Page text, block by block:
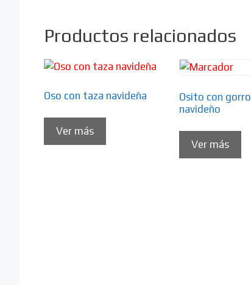
Productos relacionados
Oso con taza navideña
Ver más
Osito con gorro
navideño
Ver más